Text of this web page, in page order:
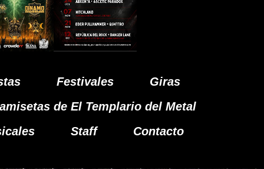
Festivales
Giras
de El Templario del Metal
Staff
Contacto